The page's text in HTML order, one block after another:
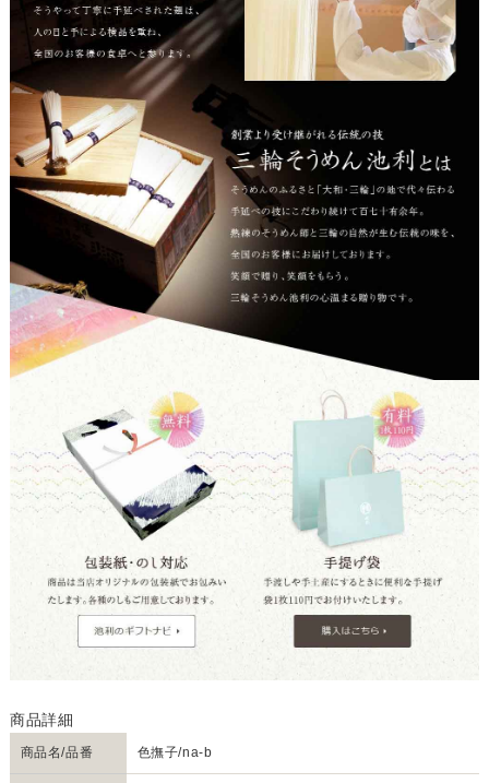
商品名/品番 色撫子/na-b